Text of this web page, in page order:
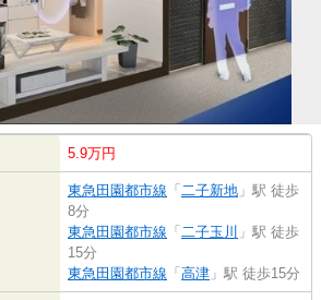
5.9万円
東急田園都市線 「 二子新地 」駅 徒歩
8分
東急田園都市線 「 二子玉川 」駅 徒歩
15分
東急田園都市線 「 高津 」駅 徒歩15分